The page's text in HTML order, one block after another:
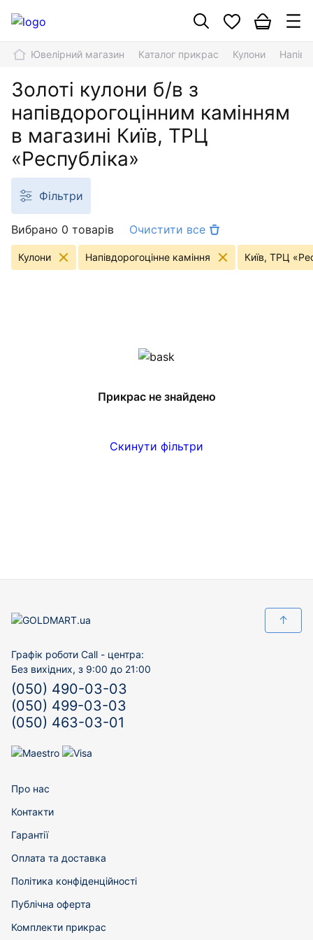
Ювелірний магазин Каталог прикрас Кулони
Золоті кулони б/в з
напівдорогоцінним камінням
в магазині Київ, ТРЦ
«Республіка»
Вибрано 0 товарів Очистити все
Кулони Напівдорогоцінне каміння Київ, ТРЦ
Фільтри
Прикрас не знайдено
Скинути фільтри
↑
Графік роботи Call - центра:
Без вихідних, з 9:00 до 21:00
(050) 490-03-03
(050) 499-03-03
(050) 463-03-01
Про нас
Контакти
Гарантії
Оплата та доставка
Політика конфіденційності
Публічна оферта
Комплекти прикрас